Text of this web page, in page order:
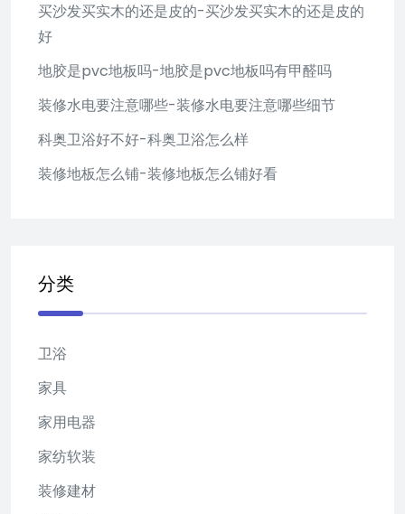
买沙发买实木的还是皮的-买沙发买实木的还是皮的
好
地胶是pvc地板吗-地胶是pvc地板吗有甲醛吗
装修水电要注意哪些-装修水电要注意哪些细节
科奥卫浴好不好-科奥卫浴怎么样
装修地板怎么铺-装修地板怎么铺好看
分类
卫浴
家具
家用电器
家纺软装
装修建材